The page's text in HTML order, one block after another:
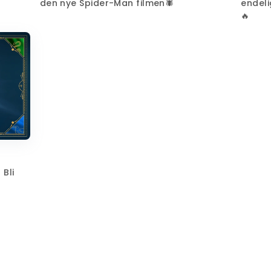
den nye Spider-Man filmen🕷️
🔥
Bli